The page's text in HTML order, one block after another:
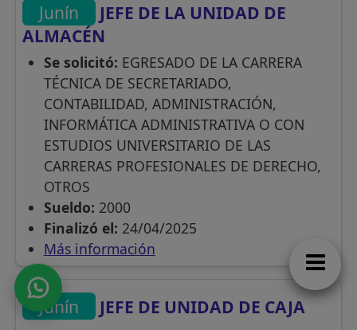
Junín
JEFE DE LA UNIDAD DE
ALMACÉN
Se solicitó: EGRESADO DE LA CARRERA
TÉCNICA DE SECRETARIADO,
CONTABILIDAD, ADMINISTRACIÓN,
INFORMÁTICA ADMINISTRATIVA O CON
ESTUDIOS UNIVERSITARIO DE LAS
CARRERAS PROFESIONALES DE DERECHO,
OTROS
Sueldo: 2000
Finalizó el: 24/04/2025
Más información
Junín JEFE DE UNIDAD DE CAJA